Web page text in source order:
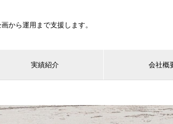
から運用まで支援します。
実績紹介 会社概